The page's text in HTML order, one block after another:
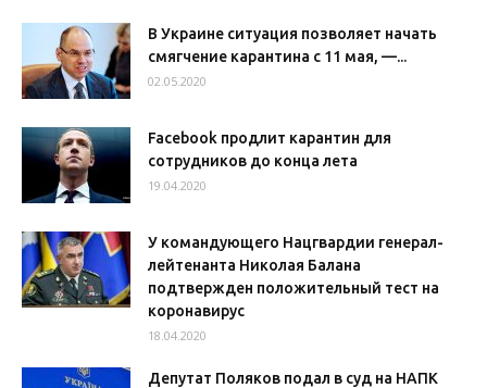
В Украине ситуация позволяет начать
смягчение карантина с 11 мая, —...
02.05.2020
Facebook продлит карантин для
сотрудников до конца лета
19.04.2020
У командующего Нацгвардии генерал-
лейтенанта Николая Балана
подтвержден положительный тест на
коронавирус
18.04.2020
Депутат Поляков подал в суд на НАПК